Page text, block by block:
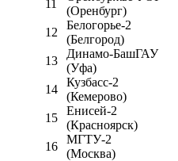
11
(Оренбург)
12
Белогорье-2
(Белгород)
13
Динамо-БашГАУ
(Уфа)
14
Кузбасс-2
(Кемерово)
15
Енисей-2
(Красноярск)
16
МГТУ-2
(Москва)